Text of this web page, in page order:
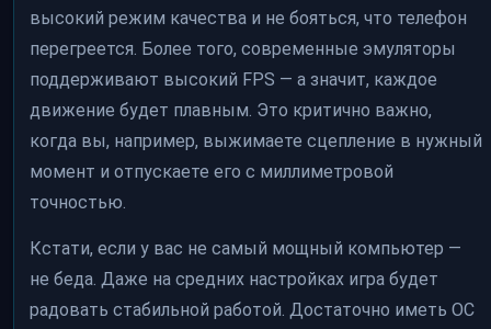
высокий режим качества и не бояться, что телефон
перегреется. Более того, современные эмуляторы
поддерживают высокий FPS — а значит, каждое
движение будет плавным. Это критично важно,
когда вы, например, выжимаете сцепление в нужный
момент и отпускаете его с миллиметровой
точностью.
Кстати, если у вас не самый мощный компьютер —
не беда. Даже на средних настройках игра будет
радовать стабильной работой. Достаточно иметь ОС